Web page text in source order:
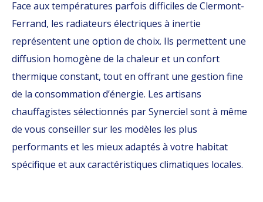
Face aux températures parfois difficiles de Clermont-
Ferrand, les radiateurs électriques à inertie
représentent une option de choix. Ils permettent une
diffusion homogène de la chaleur et un confort
thermique constant, tout en offrant une gestion fine
de la consommation d’énergie. Les artisans
chauffagistes sélectionnés par Synerciel sont à même
de vous conseiller sur les modèles les plus
performants et les mieux adaptés à votre habitat
spécifique et aux caractéristiques climatiques locales.